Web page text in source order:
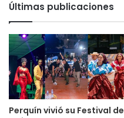
Últimas publicaciones
Perquín vivió su Festival de